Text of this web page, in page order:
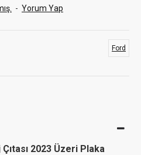
- Yorum Yap
Ford
2023 Üzeri Plaka